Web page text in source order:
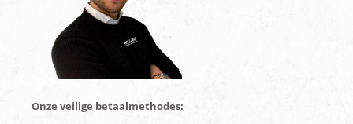
Onze veilige betaalmethodes: